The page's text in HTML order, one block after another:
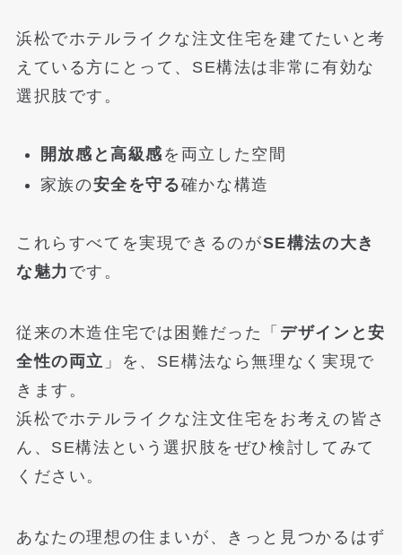
浜松でホテルライクな注文住宅を建てたいと考
えている方にとって、SE構法は非常に有効な
選択肢です。
開放感と高級感 を両立した空間
家族の安全を守る確かな構造
これらすべてを実現できるのがSE構法の大き
な魅力 です。
従来の木造住宅では困難だった「 デザインと安
全性の両立 」を、SE構法なら無理なく実現で
きます。
浜松でホテルライクな注文住宅をお考えの皆さ
ん、SE構法という選択肢をぜひ検討してみて
ください。
あなたの理想の住まいが、きっと見つかるはず